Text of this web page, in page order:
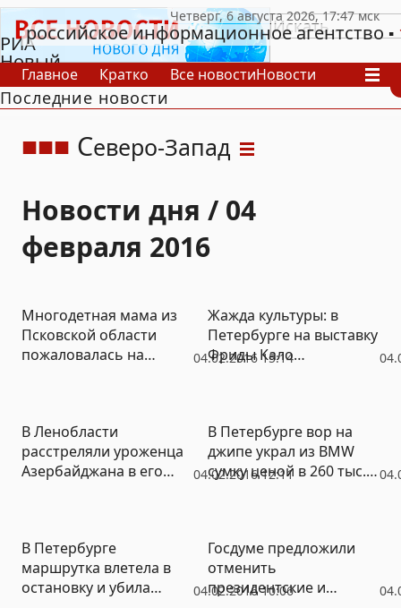
РИА
Новый
День
российское информационное агентство
Главное Кратко Все новостиНовости
В России
В мире
Последние новости
Северо-Запад
Новости дня / 04
февраля 2016
04.02.2016 15:14
Многодетная мама из
Псковской области
пожаловалась на
Жажда культуры: в
Петербурге на выставку
Фриды Кало
04.02.2016 12:11
В Ленобласти
расстреляли уроженца
Азербайджана в его
В Петербурге вор на
джипе украл из BMW
сумку ценой в 260 тыс.
04.02.2016 10:06
В Петербурге
маршрутка влетела в
остановку и убила
Госдуме предложили
отменить
президентские и